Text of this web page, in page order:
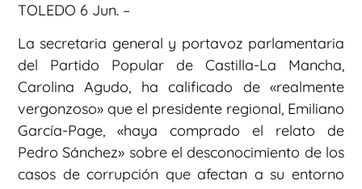
TOLEDO 6 Jun. –
La secretaria general y portavoz parlamentaria
del Partido Popular de Castilla-La Mancha,
Carolina Agudo, ha calificado de «realmente
vergonzoso» que el presidente regional, Emiliano
García-Page, «haya comprado el relato de
Pedro Sánchez» sobre el desconocimiento de los
casos de corrupción que afectan a su entorno